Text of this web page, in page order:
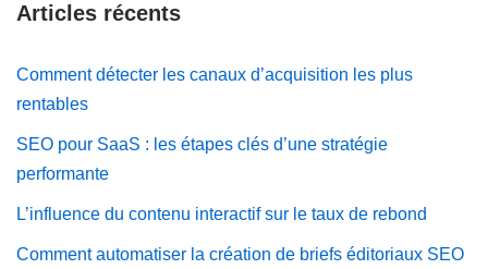
Articles récents
Comment détecter les canaux d’acquisition les plus
rentables
SEO pour SaaS : les étapes clés d’une stratégie
performante
L’influence du contenu interactif sur le taux de rebond
Comment automatiser la création de briefs éditoriaux SEO